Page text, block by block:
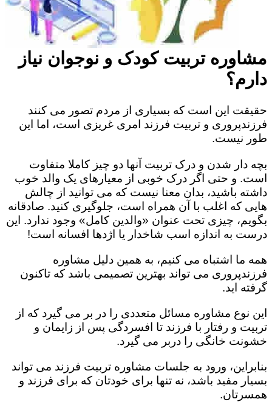
مشاوره تربیت کودک و نوجوان نیاز
دارم؟
حقیقت این است که بسیاری از مردم تصور می کنند
فرزندپروری و تربیت فرزند امری غریزی است، اما این
طور نیست.
بچه دار شدن و درک تربیت آنها دو چیز کاملا متفاوت
است. و حتی اگر درک خوبی از معیارهای یک والد خوب
داشته باشید، بدان معنا نیست که می توانید از چالش
هایی که اغلب با آن همراه است، جلوگیری کنید. صادقانه
بگویم، چیزی تحت عنوان «والدین کامل» وجود ندارد. این
درست به اندازه اسب شاخدار یا اژدها افسانه است!
همه ما اشتباه می کنیم، به همین دلیل مشاوره
فرزندپروری می تواند بهترین تصمیمی باشد که تاکنون
گرفته اید.
این نوع مشاوره مسائل متعددی را در بر می گیرد که از
تربیت و رفتار با فرزند تا افسردگی پس از زایمان و
خشونت خانگی را دربر می گیرد.
بنابراین، ورود به جلسات مشاوره تربیت فرزند می تواند
بسیار مفید باشد، نه تنها برای خودتان که برای فرزند و
همسرتان.